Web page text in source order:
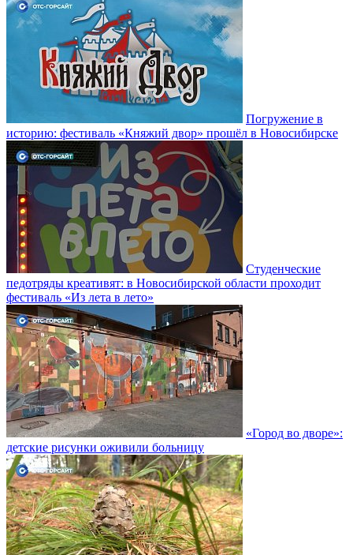
Погружение в
историю: фестиваль «Княжий двор» прошёл в Новосибирске
Студенческие
педотряды креативят: в Новосибирской области проходит
фестиваль «Из лета в лето»
«Город во дворе»:
детские рисунки оживили больницу